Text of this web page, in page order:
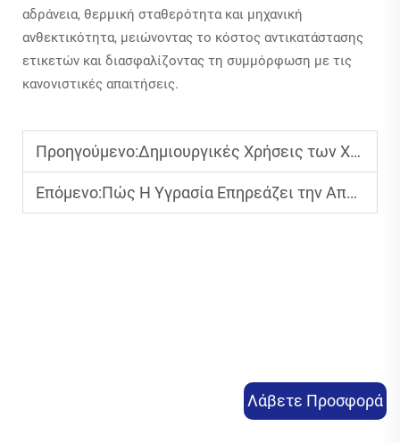
αδράνεια, θερμική σταθερότητα και μηχανική
ανθεκτικότητα, μειώνοντας το κόστος αντικατάστασης
ετικετών και διασφαλίζοντας τη συμμόρφωση με τις
κανονιστικές απαιτήσεις.
Προηγούμενο:Δημιουργικές Χρήσεις των Χρωματιστών Κορδελών στην Ετικέτευση Προϊόντων
Επόμενο:Πώς Η Υγρασία Επηρεάζει την Απόδοση της Ταινίας Μεταφοράς Θερμότητας
Λάβετε Προσφορά